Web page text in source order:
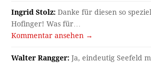
Ingrid Stolz: Danke für diesen so
Hofinger! Was für…
Kommentar ansehen →
Walter Rangger: Ja, eindeutig Seefeld